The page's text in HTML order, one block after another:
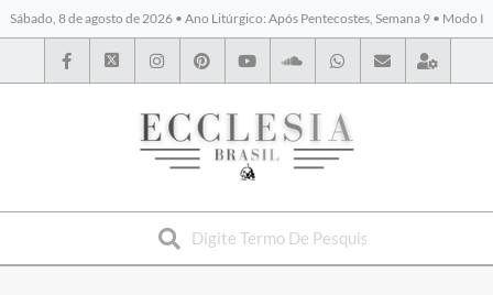
Sábado, 8 de agosto de 2026 • Ano Litúrgico: Após Pentecostes, Semana 9 • Modo I
BYBLOS